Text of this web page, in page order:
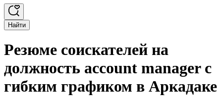
Найти
Резюме соискателей на
должность account manager с
гибким графиком в Аркадаке